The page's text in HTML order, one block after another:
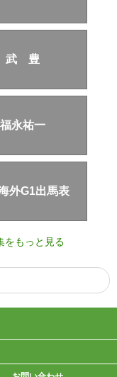
武 豊
福永祐一
外G1出馬表
をもっと見る